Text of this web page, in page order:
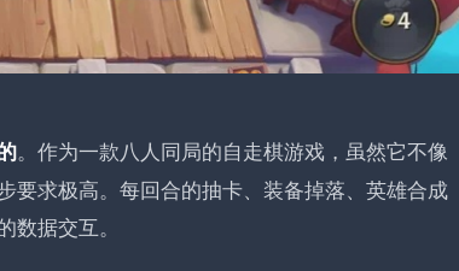
。作为一款八人同局的自走棋游戏，虽然它不像
要求极高。每回合的抽卡、装备掉落、英雄合成
据交互。